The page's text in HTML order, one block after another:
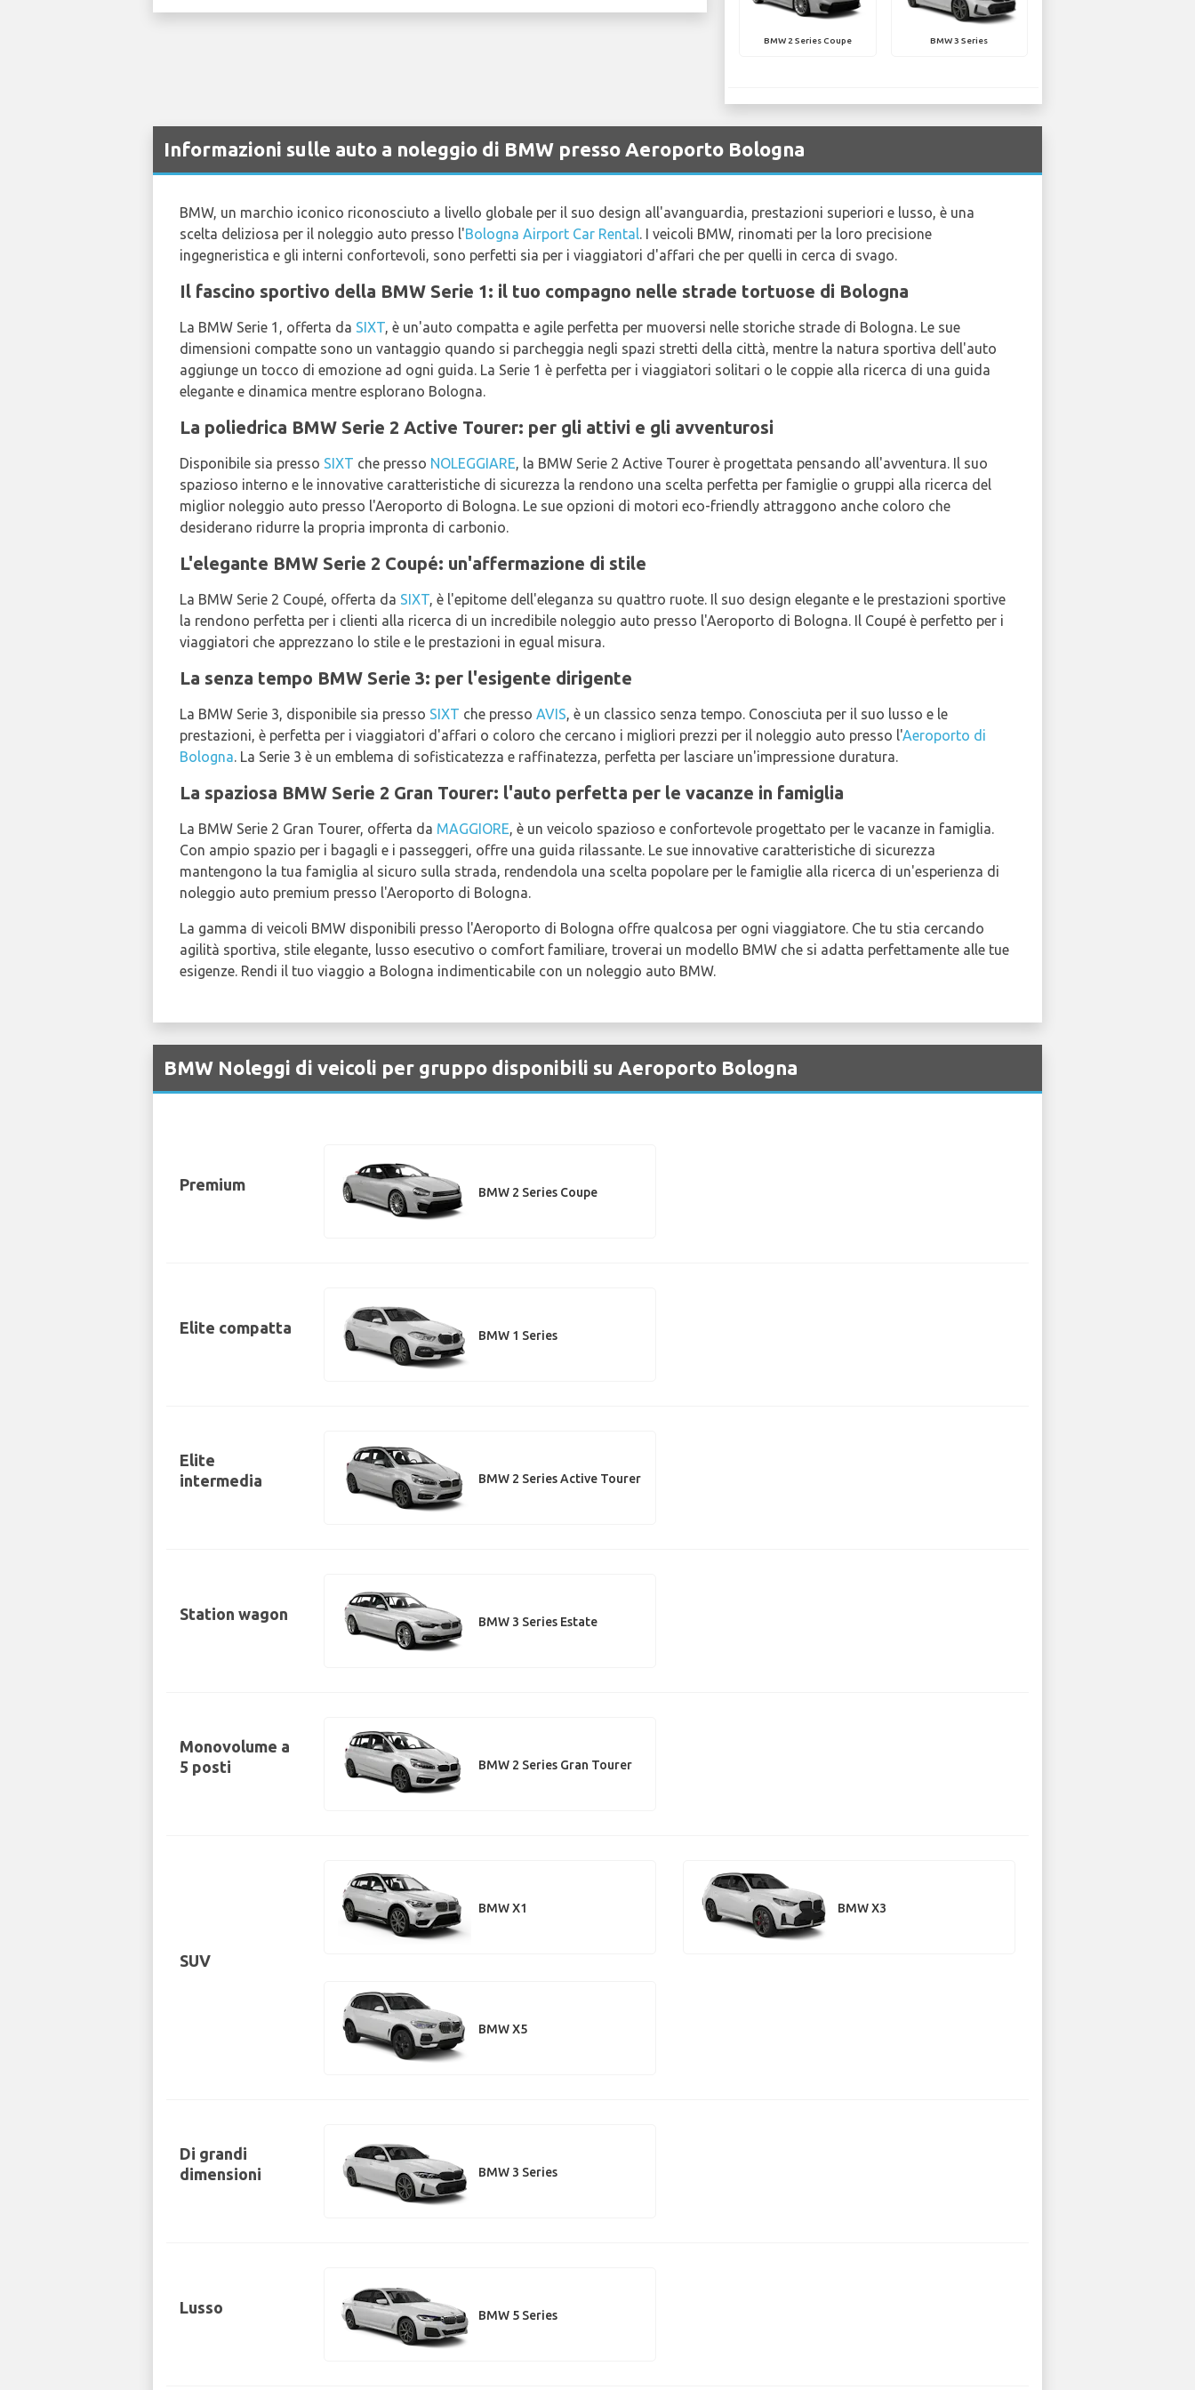
BMW 2 Series Coupe BMW 3 Series
Informazioni sulle auto a noleggio di BMW presso Aeroporto Bologna
BMW, un marchio iconico riconosciuto a livello globale per il suo design all'avanguardia, prestazioni superiori e lusso, è una
scelta deliziosa per il noleggio auto presso l'Bologna Airport Car Rental. I veicoli BMW, rinomati per la loro precisione
ingegneristica e gli interni confortevoli, sono perfetti sia per i viaggiatori d'affari che per quelli in cerca di svago.
Il fascino sportivo della BMW Serie 1: il tuo compagno nelle strade tortuose di Bologna
La BMW Serie 1, offerta da SIXT, è un'auto compatta e agile perfetta per muoversi nelle storiche strade di Bologna. Le sue
dimensioni compatte sono un vantaggio quando si parcheggia negli spazi stretti della città, mentre la natura sportiva dell'auto
aggiunge un tocco di emozione ad ogni guida. La Serie 1 è perfetta per i viaggiatori solitari o le coppie alla ricerca di una guida
elegante e dinamica mentre esplorano Bologna.
La poliedrica BMW Serie 2 Active Tourer: per gli attivi e gli avventurosi
Disponibile sia presso SIXT che presso NOLEGGIARE, la BMW Serie 2 Active Tourer è progettata pensando all'avventura. Il suo
spazioso interno e le innovative caratteristiche di sicurezza la rendono una scelta perfetta per famiglie o gruppi alla ricerca del
miglior noleggio auto presso l'Aeroporto di Bologna. Le sue opzioni di motori eco-friendly attraggono anche coloro che
desiderano ridurre la propria impronta di carbonio.
L'elegante BMW Serie 2 Coupé: un'affermazione di stile
La BMW Serie 2 Coupé, offerta da SIXT, è l'epitome dell'eleganza su quattro ruote. Il suo design elegante e le prestazioni sportive
la rendono perfetta per i clienti alla ricerca di un incredibile noleggio auto presso l'Aeroporto di Bologna. Il Coupé è perfetto per i
viaggiatori che apprezzano lo stile e le prestazioni in egual misura.
La senza tempo BMW Serie 3: per l'esigente dirigente
La BMW Serie 3, disponibile sia presso SIXT che presso AVIS, è un classico senza tempo. Conosciuta per il suo lusso e le
prestazioni, è perfetta per i viaggiatori d'affari o coloro che cercano i migliori prezzi per il noleggio auto presso l'Aeroporto di
Bologna. La Serie 3 è un emblema di sofisticatezza e raffinatezza, perfetta per lasciare un'impressione duratura.
La spaziosa BMW Serie 2 Gran Tourer: l'auto perfetta per le vacanze in famiglia
La BMW Serie 2 Gran Tourer, offerta da MAGGIORE, è un veicolo spazioso e confortevole progettato per le vacanze in famiglia.
Con ampio spazio per i bagagli e i passeggeri, offre una guida rilassante. Le sue innovative caratteristiche di sicurezza
mantengono la tua famiglia al sicuro sulla strada, rendendola una scelta popolare per le famiglie alla ricerca di un'esperienza di
noleggio auto premium presso l'Aeroporto di Bologna.
La gamma di veicoli BMW disponibili presso l'Aeroporto di Bologna offre qualcosa per ogni viaggiatore. Che tu stia cercando
agilità sportiva, stile elegante, lusso esecutivo o comfort familiare, troverai un modello BMW che si adatta perfettamente alle tue
esigenze. Rendi il tuo viaggio a Bologna indimenticabile con un noleggio auto BMW.
BMW Noleggi di veicoli per gruppo disponibili su Aeroporto Bologna
Premium BMW 2 Series Coupe
Elite compatta BMW 1 Series
Elite
intermedia
BMW 2 Series Active Tourer
Station wagon BMW 3 Series Estate
Monovolume a
5 posti
BMW 2 Series Gran Tourer
SUV
BMW X1 BMW X3
BMW X5
Di grandi
dimensioni
BMW 3 Series
Lusso BMW 5 Series